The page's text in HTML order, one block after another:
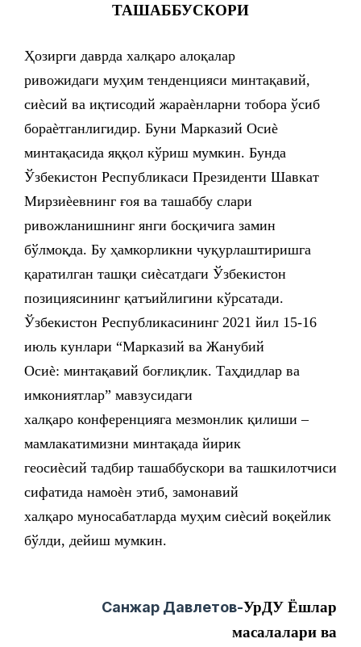
ТАШАББУСКОРИ
Ҳозирги даврда халқаро алоқалар
ривожидаги муҳим тенденцияси минтақавий,
сиѐсий ва иқтисодий жараѐнларни тобора ўсиб
бораѐтганлигидир. Буни Марказий Осиѐ
минтақасида яққол кўриш мумкин. Бунда
Ўзбекистон Республикаси Президенти Шавкат
Мирзиѐевнинг ғоя ва ташаббу слари
ривожланишнинг янги босқичига замин
бўлмоқда. Бу ҳамкорликни чуқурлаштиришга
қаратилган ташқи сиѐсатдаги Ўзбекистон
позициясининг қатъийлигини кўрсатади.
Ўзбекистон Республикасининг 2021 йил 15-16
июль кунлари “Марказий ва Жанубий
Осиѐ: минтақавий боғлиқлик. Таҳдидлар ва
имкониятлар” мавзусидаги
халқаро конференцияга мезмонлик қилиши –
мамлакатимизни минтақада йирик
геосиѐсий тадбир ташаббускори ва ташкилотчиси
сифатида намоѐн этиб, замонавий
халқаро муносабатларда муҳим сиѐсий воқейлик
бўлди, дейиш мумкин.
Санжар Давлетов-УрДУ Ёшлар
масалалари ва